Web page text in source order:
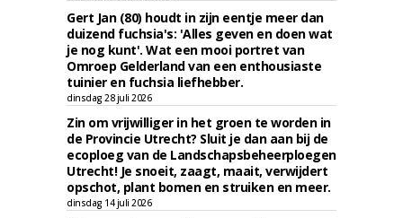
Gert Jan (80) houdt in zijn eentje meer dan
duizend fuchsia's: 'Alles geven en doen wat
je nog kunt'. Wat een mooi portret van
Omroep Gelderland van een enthousiaste
tuinier en fuchsia liefhebber.
dinsdag 28 juli 2026
Zin om vrijwilliger in het groen te worden in
de Provincie Utrecht? Sluit je dan aan bij de
ecoploeg van de Landschapsbeheerploegen
Utrecht! Je snoeit, zaagt, maait, verwijdert
opschot, plant bomen en struiken en meer.
dinsdag 14 juli 2026